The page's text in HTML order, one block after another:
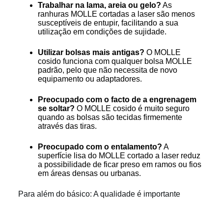
Trabalhar na lama, areia ou gelo? As
ranhuras MOLLE cortadas a laser são menos
susceptíveis de entupir, facilitando a sua
utilização em condições de sujidade.
Utilizar bolsas mais antigas? O MOLLE
cosido funciona com qualquer bolsa MOLLE
padrão, pelo que não necessita de novo
equipamento ou adaptadores.
Preocupado com o facto de a engrenagem
se soltar? O MOLLE cosido é muito seguro
quando as bolsas são tecidas firmemente
através das tiras.
Preocupado com o entalamento? A
superfície lisa do MOLLE cortado a laser reduz
a possibilidade de ficar preso em ramos ou fios
em áreas densas ou urbanas.
Para além do básico: A qualidade é importante